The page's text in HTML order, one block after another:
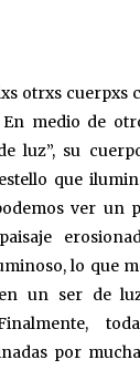
otrxs cuerpxs
En medio de
luz”, su
que
ver un
lo que
un ser de
por